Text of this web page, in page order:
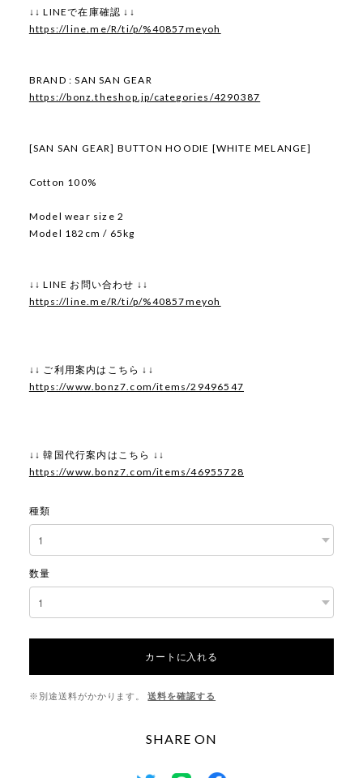
↓↓ LINEで在庫確認 ↓↓
https://line.me/R/ti/p/%40857meyoh
BRAND : SAN SAN GEAR
https://bonz.theshop.jp/categories/4290387
[SAN SAN GEAR] BUTTON HOODIE [WHITE MELANGE]
Cotton 100%
Model wear size 2
Model 182cm / 65kg
↓↓ LINE お問い合わせ ↓↓
https://line.me/R/ti/p/%40857meyoh
↓↓ ご利用案内はこちら ↓↓
https://www.bonz7.com/items/29496547
↓↓ 韓国代行案内はこちら ↓↓
https://www.bonz7.com/items/46955728
種類
数量
カートに入れる
※別途送料がかかります。 送料を確認する
SHARE ON